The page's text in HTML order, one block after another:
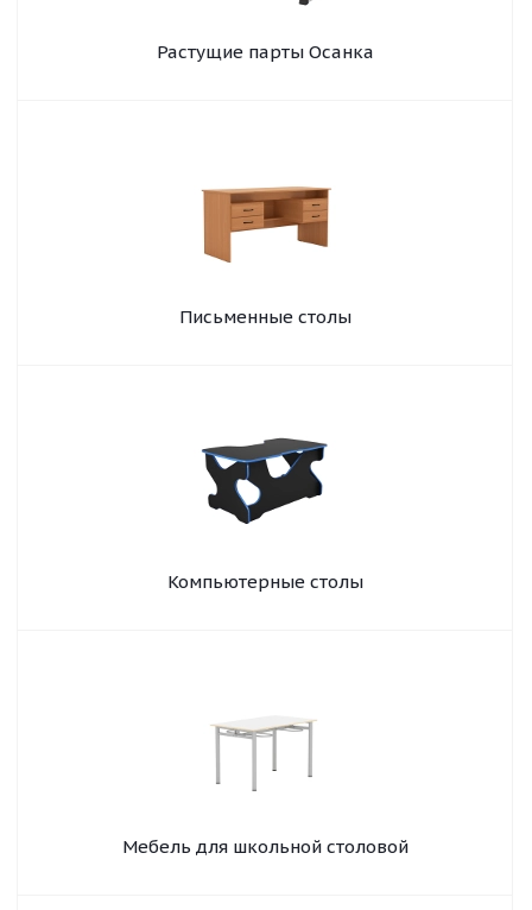
Растущие парты Осанка
Письменные столы
Компьютерные столы
Мебель для школьной столовой